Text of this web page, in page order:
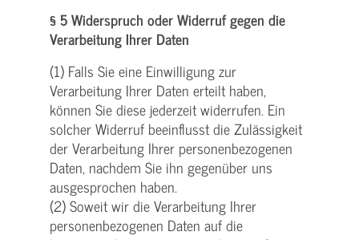
§ 5 Widerspruch oder Widerruf gegen die
Verarbeitung Ihrer Daten
(1) Falls Sie eine Einwilligung zur
Verarbeitung Ihrer Daten erteilt haben,
können Sie diese jederzeit widerrufen. Ein
solcher Widerruf beeinflusst die Zulässigkeit
der Verarbeitung Ihrer personenbezogenen
Daten, nachdem Sie ihn gegenüber uns
ausgesprochen haben.
(2) Soweit wir die Verarbeitung Ihrer
personenbezogenen Daten auf die